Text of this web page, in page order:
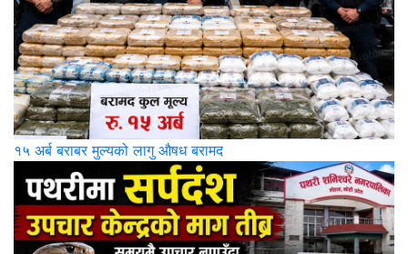
१५ अर्ब बराबर मुल्यको लागु औषध बरामद